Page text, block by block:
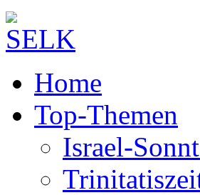
Home
Top-Themen
Israel-